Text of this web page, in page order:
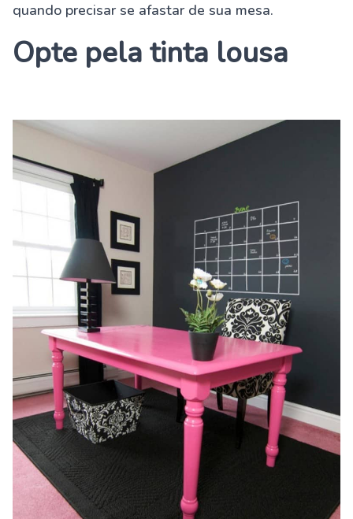
quando precisar se afastar de sua mesa.
Opte pela tinta lousa